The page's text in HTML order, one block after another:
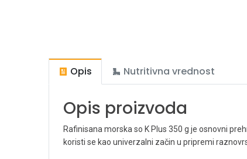
Opis Nutritivna vrednost
Opis proizvoda
Rafinisana morska so K Plus 350 g je osnovni
koristi se kao univerzalni začin u pripremi